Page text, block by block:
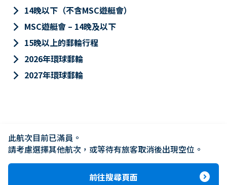
keyboard_arrow_right 14晚以下（不含MSC遊艇會）
keyboard_arrow_right MSC遊艇會 – 14晚及以下
keyboard_arrow_right 15晚以上的郵輪行程
keyboard_arrow_right 2026年環球郵輪
keyboard_arrow_right 2027年環球郵輪
此航次目前已滿員。
請考慮選擇其他航次，或等待有旅客取消後出現空位。
前往搜尋頁面 expand_circle_right